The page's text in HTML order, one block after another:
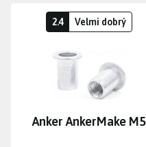
2.4 Velmi dobrý
Anker AnkerMake M5